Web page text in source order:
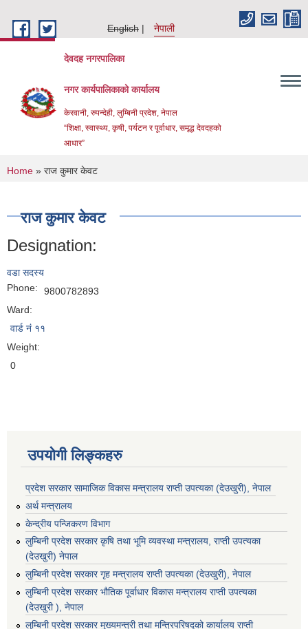
English
नेपाली
देवदह नगरपालिका
नगर कार्यपालिकाको कार्यालय
केरवानी, रुपन्देही, लुम्बिनी प्रदेश, नेपाल
“शिक्षा, स्वास्थ्य, कृषी, पर्यटन र पूर्वाधार, समृद्ध देवदहको
आधार”
You are here
Home » राज कुमार केवट
राज कुमार केवट
Designation:
वडा सदस्य
Phone:
9800782893
Ward:
वार्ड नं ११
Weight:
0
उपयोगी लिङ्कहरु
प्रदेश सरकार सामाजिक विकास मन्‍‍त्रालय राप्ती उपत्यका (देउखुरी), नेपाल
अर्थ मन्त्रालय
केन्द्रीय पन्जिकरण विभाग
लुम्बिनी प्रदेश सरकार कृषि तथा भूमि व्यवस्था मन्त्रालय, राप्ती उपत्यका
(देउखुरी) नेपाल
लुम्बिनी प्रदेश सरकार गृह मन्त्रालय राप्ती उपत्यका (देउखुरी), नेपाल
लुम्बिनी प्रदेश सरकार भौतिक पूर्वाधार विकास मन्त्रालय राप्ती उपत्यका
(देउखुरी ), नेपाल
लुम्बिनी प्रदेश सरकार मुख्यमन्त्री तथा मन्त्रिपरिषद्को कार्यालय राप्ती